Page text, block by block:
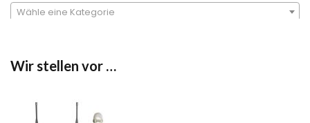
Wähle eine Kategorie
Wir stellen vor …